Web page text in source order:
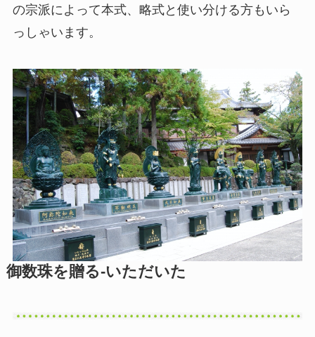
の宗派によって本式、略式と使い分ける方もいら
っしゃいます。
御数珠を贈る-いただいた